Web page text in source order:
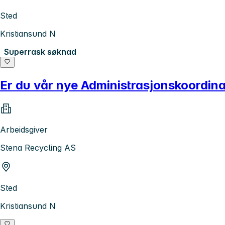
Sted
Kristiansund N
Superrask søknad
Er du vår nye
Arbeidsgiver
Stena Recycling AS
Sted
Kristiansund N